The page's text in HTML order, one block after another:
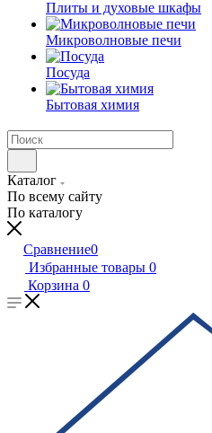
Плиты и духовые шкафы
Микроволновые печи
Посуда
Бытовая химия
Каталог
По всему сайту
По каталогу
Сравнение0
Избранные товары 0
Корзина 0